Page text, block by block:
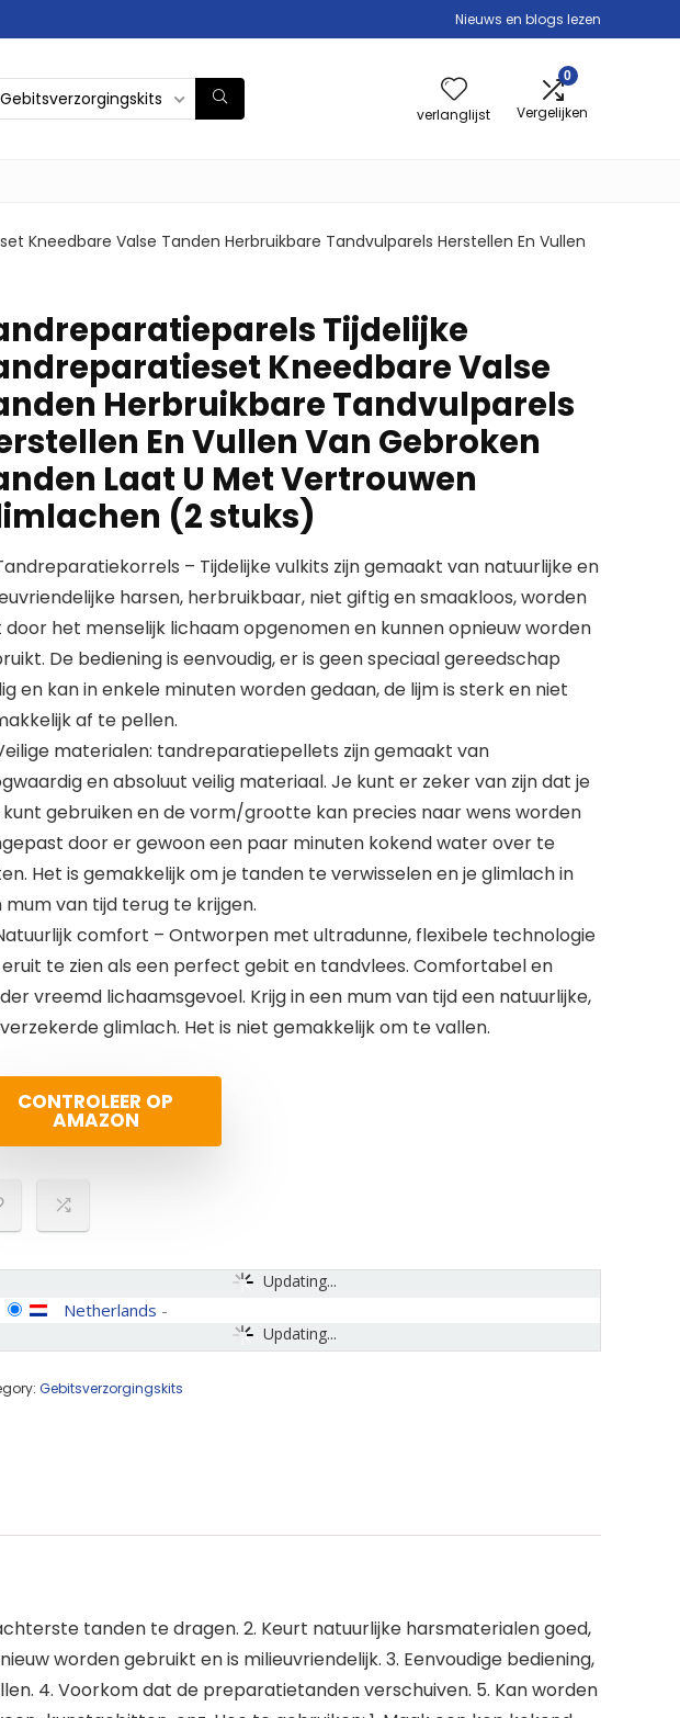
Nieuws en blogs lezen
Gebitsverzorgingskits
verlanglijst
0
Vergelijken
Kneedbare Valse Tanden Herbruikbare Tandvulparels Herstellen En Vullen
Tijdelijke
Kneedbare Valse
Herbruikbare Tandvulparels
En Vullen Van Gebroken
Laat U Met Vertrouwen
(2 stuks)
– Tijdelijke vulkits zijn gemaakt van natuurlijke en
harsen, herbruikbaar, niet giftig en smaakloos, worden
door het menselijk lichaam opgenomen en kunnen opnieuw worden
De bediening is eenvoudig, er is geen speciaal gereedschap
en kan in enkele minuten worden gedaan, de lijm is sterk en niet
af te pellen.
materialen: tandreparatiepellets zijn gemaakt van
en absoluut veilig materiaal. Je kunt er zeker van zijn dat je
gebruiken en de vorm/grootte kan precies naar wens worden
door er gewoon een paar minuten kokend water over te
Het is gemakkelijk om je tanden te verwisselen en je glimlach in
mum van tijd terug te krijgen.
comfort – Ontworpen met ultradunne, flexibele technologie
te zien als een perfect gebit en tandvlees. Comfortabel en
vreemd lichaamsgevoel. Krijg in een mum van tijd een natuurlijke,
glimlach. Het is niet gemakkelijk om te vallen.
CONTROLEER OP
AMAZON
Updating...
Updating...
Netherlands -
Gebitsverzorgingskits
tanden te dragen. 2. Keurt natuurlijke harsmaterialen goed,
worden gebruikt en is milieuvriendelijk. 3. Eenvoudige bediening,
4. Voorkom dat de preparatietanden verschuiven. 5. Kan worden